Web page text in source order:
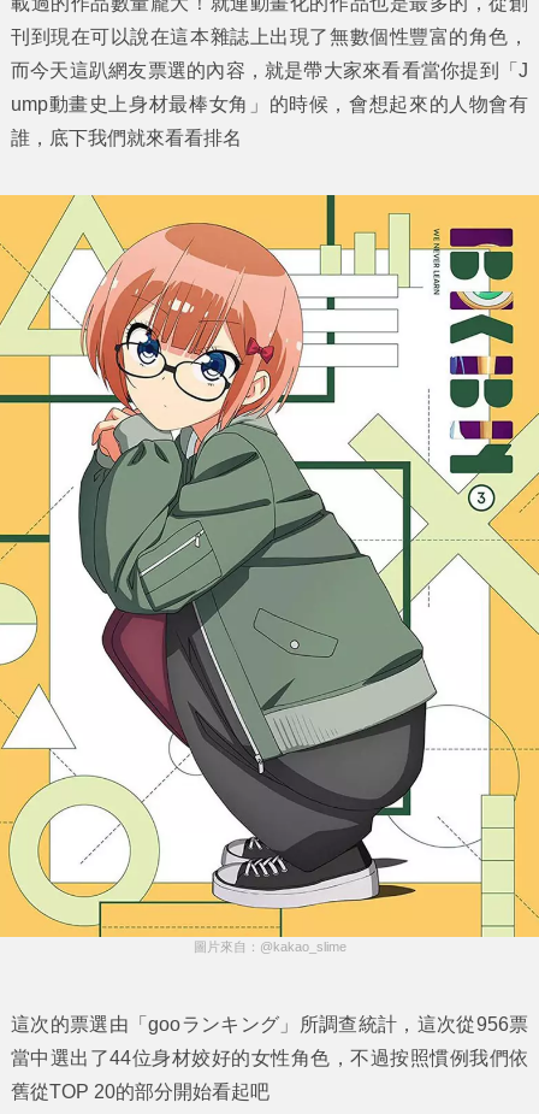
刊到現在可以說在這本雜誌上出現了無數個性豐富的角色，
而今天這趴網友票選的內容，就是帶大家來看看當你提到「J
ump動畫史上身材最棒女角 」的時候，會想起來的人物會有
誰，底下我們就來看看排名
圖片來自：@kakao_slime
這次的票選由「gooランキング」所調查統計，這次從956票
當中選出了44位身材姣好的女性角色，不過按照慣例我們依
舊從TOP 20的部分開始看起吧